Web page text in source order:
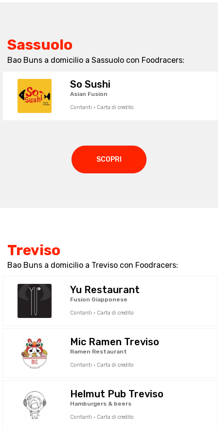
Sassuolo
Bao Buns a domicilio a Sassuolo con Foodracers:
So Sushi
Asian Fusion
Contanti · Carta di credito
SCOPRI
Treviso
Bao Buns a domicilio a Treviso con Foodracers:
Yu Restaurant
Fusion Giapponese
Contanti · Carta di credito
Mic Ramen Treviso
Ramen Restaurant
Contanti · Carta di credito
Helmut Pub Treviso
Hamburgers & beers
Contanti · Carta di credito